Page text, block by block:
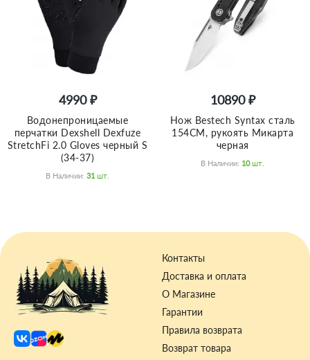
4990 ₽
Водонепроницаемые
перчатки Dexshell Dexfuze
StretchFi 2.0 Gloves черный S
(34-37)
В Наличии: 31 Шт.
10890 ₽
Нож Bestech Syntax сталь
154CM, рукоять Микарта
черная
В Наличии: 10 Шт.
Контакты
Доставка и оплата
О Магазине
Гарантии
Правила возврата
Возврат товара